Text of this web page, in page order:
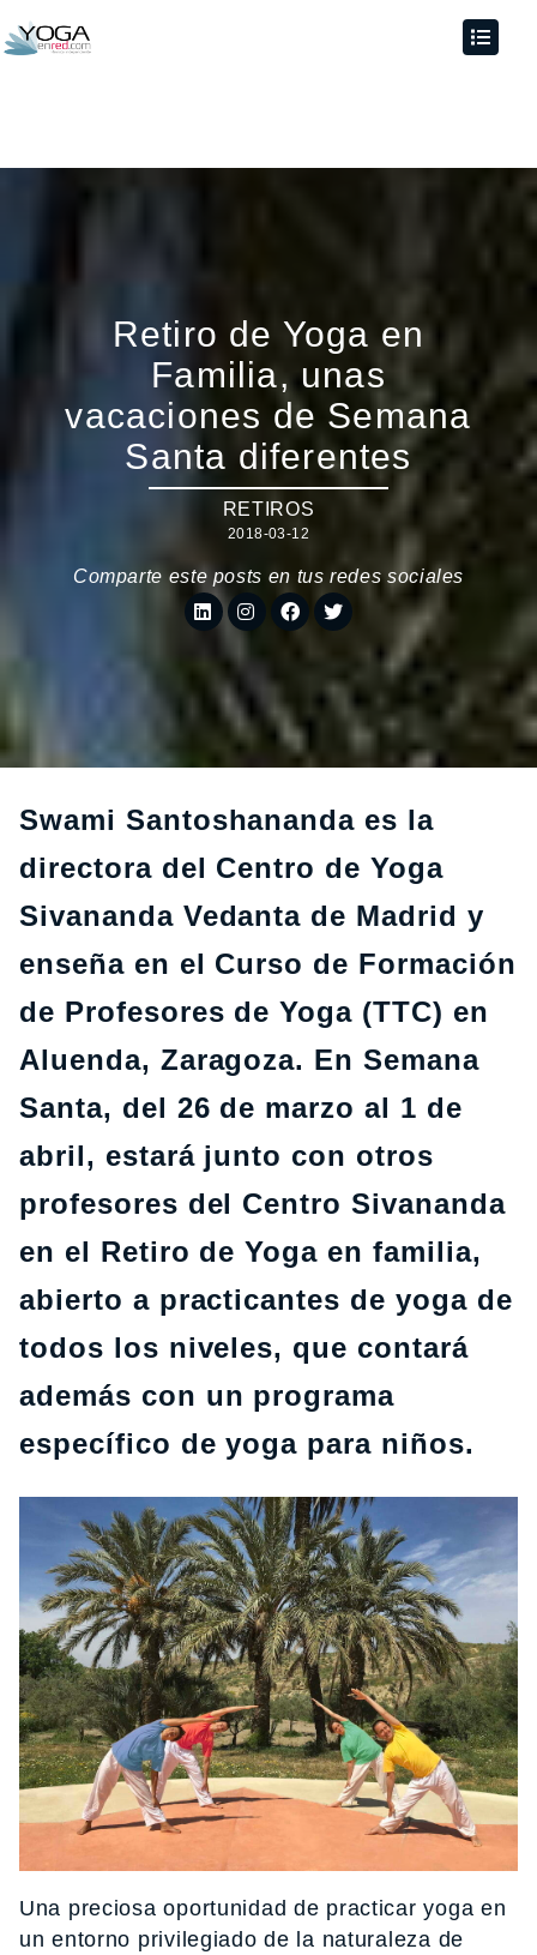
Retiro de Yoga en
Familia, unas
vacaciones de Semana
Santa diferentes
RETIROS
2018-03-12
Comparte este posts en tus redes sociales
Swami Santoshananda es la
directora del Centro de Yoga
Sivananda Vedanta de Madrid y
enseña en el Curso de Formación
de Profesores de Yoga (TTC) en
Aluenda, Zaragoza. En Semana
Santa, del 26 de marzo al 1 de
abril, estará junto con otros
profesores del Centro Sivananda
en el Retiro de Yoga en familia,
abierto a practicantes de yoga de
todos los niveles, que contará
además con un programa
específico de yoga para niños.
Una preciosa oportunidad de practicar yoga en
un entorno privilegiado de la naturaleza de